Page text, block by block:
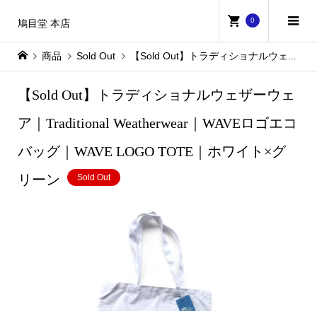
鳩目堂 本店 0
商品 Sold Out 【Sold Out】トラディショナルウェザーウェア｜Traditional Weatherwear｜WAVEロゴエコバッグ｜WAVE LOGO TOTE｜ホワイト×グリーン
【Sold Out】トラディショナルウェザーウェ
ア｜Traditional Weatherwear｜WAVEロゴエコ
バッグ｜WAVE LOGO TOTE｜ホワイト×グ
リーン
Sold Out